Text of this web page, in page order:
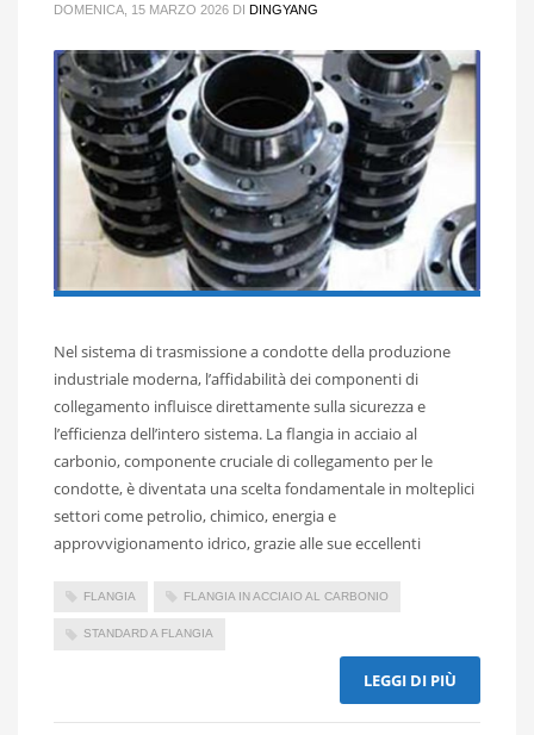
DOMENICA, 15 MARZO 2026 DI DINGYANG
Nel sistema di trasmissione a condotte della produzione
industriale moderna, l’affidabilità dei componenti di
collegamento influisce direttamente sulla sicurezza e
l’efficienza dell’intero sistema. La flangia in acciaio al
carbonio, componente cruciale di collegamento per le
condotte, è diventata una scelta fondamentale in molteplici
settori come petrolio, chimico, energia e
approvvigionamento idrico, grazie alle sue eccellenti
FLANGIA FLANGIA IN ACCIAIO AL CARBONIO
STANDARD A FLANGIA
LEGGI DI PIÙ